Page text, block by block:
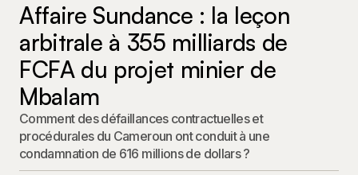
Affaire Sundance : la leçon
arbitrale à 355 milliards de
FCFA du projet minier de
Mbalam
Comment des défaillances contractuelles et
procédurales du Cameroun ont conduit à une
condamnation de 616 millions de dollars ?